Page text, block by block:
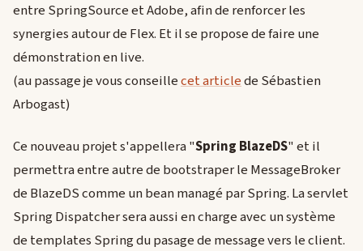
entre SpringSource et Adobe, afin de renforcer les
synergies autour de Flex. Et il se propose de faire une
démonstration en live.
(au passage je vous conseillecet articlede Sébastien
Arbogast)
Ce nouveau projet s'appellera "Spring BlazeDS" et il
permettra entre autre de bootstraper le MessageBroker
de BlazeDS comme un bean managé par Spring. La servlet
Spring Dispatcher sera aussi en charge avec un système
de templates Spring du pasage de message vers le client.